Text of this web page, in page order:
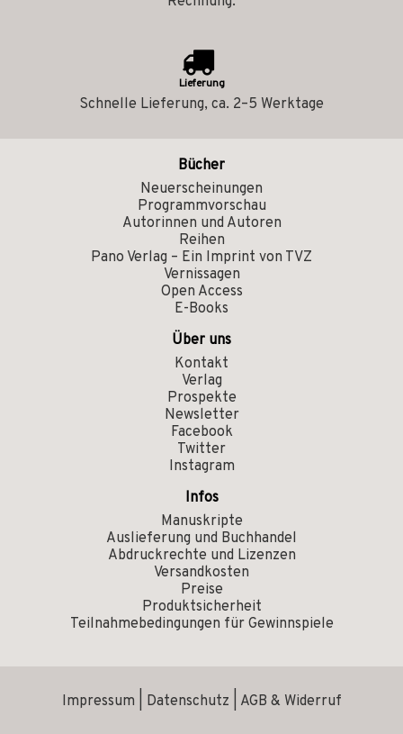
Lieferung
Schnelle Lieferung, ca. 2–5 Werktage
Bücher
Neuerscheinungen
Programmvorschau
Autorinnen und Autoren
Reihen
Pano Verlag – Ein Imprint von TVZ
Vernissagen
Open Access
E-Books
Über uns
Kontakt
Verlag
Prospekte
Newsletter
Facebook
Twitter
Instagram
Infos
Manuskripte
Auslieferung und Buchhandel
Abdruckrechte und Lizenzen
Versandkosten
Preise
Produktsicherheit
Teilnahmebedingungen für Gewinnspiele
Impressum Datenschutz AGB & Widerruf